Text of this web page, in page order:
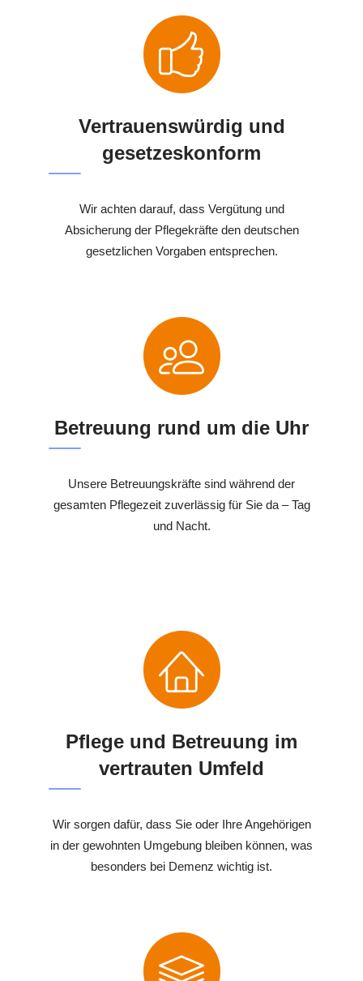
Vertrauenswürdig und
gesetzeskonform
Wir achten darauf, dass Vergütung und
Absicherung der Pflegekräfte den deutschen
gesetzlichen Vorgaben entsprechen.
Betreuung rund um die Uhr
Unsere Betreuungskräfte sind während der
gesamten Pflegezeit zuverlässig für Sie da – Tag
und Nacht.
Pflege und Betreuung im
vertrauten Umfeld
Wir sorgen dafür, dass Sie oder Ihre Angehörigen
in der gewohnten Umgebung bleiben können, was
besonders bei Demenz wichtig ist.